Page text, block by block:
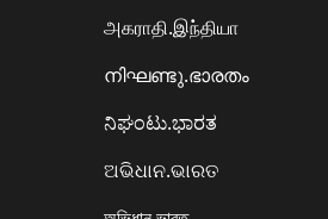
அகராதி.இந்தியா
നിഘണ്ടു.ഭാരതം
ನಿಘಂಟು.ಭಾರತ
ଅଭିଧାନ.ଭାରତ